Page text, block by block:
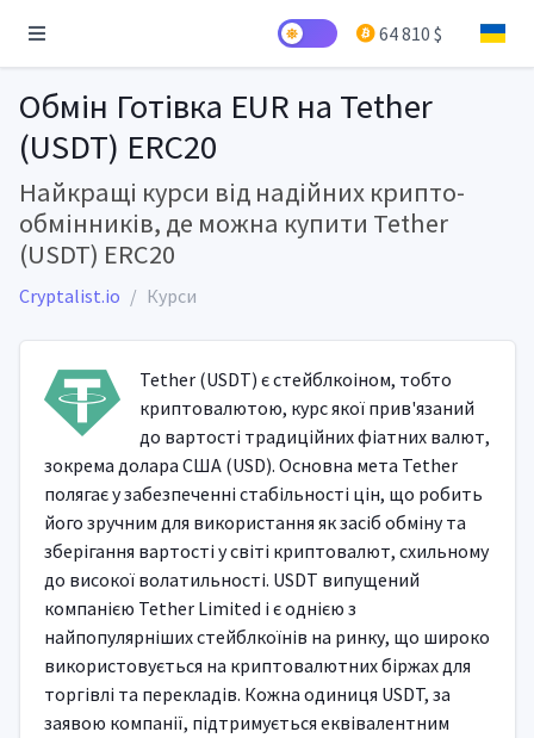
64 810 $
Обмін Готівка EUR на Tether
(USDT) ERC20
Найкращі курси від надійних крипто-
обмінників, де можна купити Tether
(USDT) ERC20
Cryptalist.io Курси
Tether (USDT) є стейблкоіном, тобто
криптовалютою, курс якої прив'язаний
до вартості традиційних фіатних валют,
зокрема долара США (USD). Основна мета Tether
полягає у забезпеченні стабільності цін, що робить
його зручним для використання як засіб обміну та
зберігання вартості у світі криптовалют, схильному
до високої волатильності. USDT випущений
компанією Tether Limited і є однією з
найпопулярніших стейблкоїнів на ринку, що широко
використовується на криптовалютних біржах для
торгівлі та перекладів. Кожна одиниця USDT, за
заявою компанії, підтримується еквівалентним